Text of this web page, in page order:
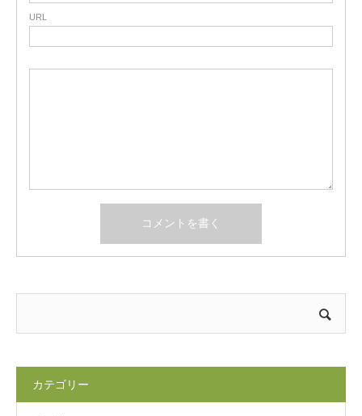
URL
カテゴリー